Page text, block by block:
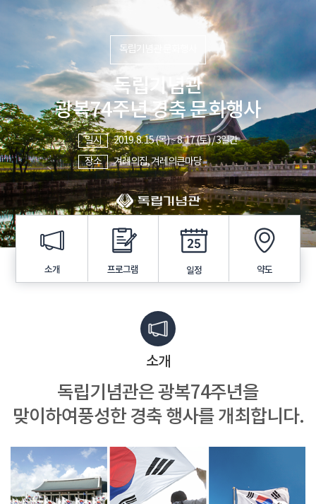
독립기념관 문화행사
독립기념관
광복74주년 경축 문화행사
일시
2019. 8. 15 (목) ~ 8. 17 (토) / 3일간
장소
겨레의집, 겨레의큰마당
소개 프로그램 일정 약도
소개
독립기념관은 광복74주년을
맞이하여 풍성한 경축 행사를 개최합니다.